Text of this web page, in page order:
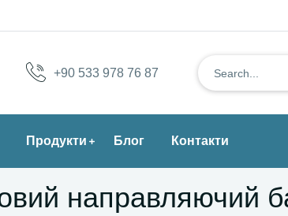
+90 533 978 76 87
Продукти Блог Контакти
направляючий